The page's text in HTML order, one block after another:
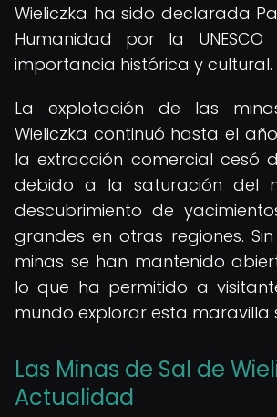
Wieliczka ha sido declarada
Humanidad por la
importancia histórica y cultural.
La explotación de las
Wieliczka continuó hasta el
la extracción comercial cesó
debido a la saturación del
descubrimiento de
grandes en otras regiones.
minas se han mantenido
lo que ha permitido a
mundo explorar esta maravilla
Las Minas de Sal de
Actualidad